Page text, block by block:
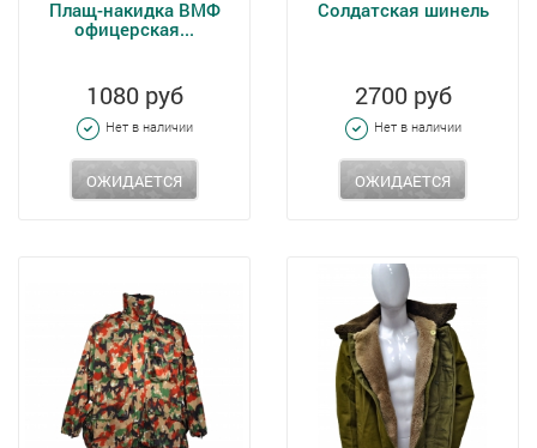
Плащ-накидка ВМФ
офицерская...
1080 руб
Нет в наличии
ОЖИДАЕТСЯ
Солдатская шинель
2700 руб
Нет в наличии
ОЖИДАЕТСЯ